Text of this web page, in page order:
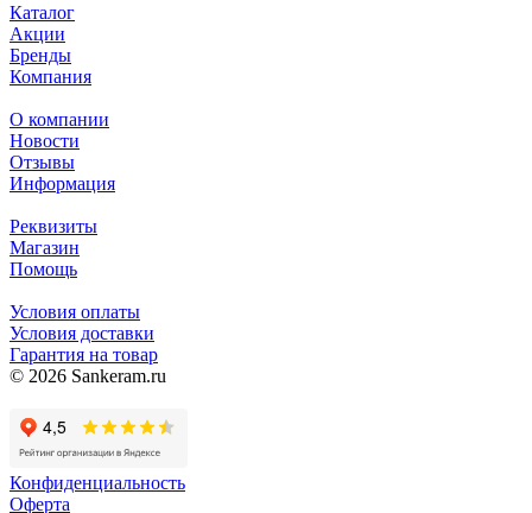
Каталог
Акции
Бренды
Компания
О компании
Новости
Отзывы
Информация
Реквизиты
Магазин
Помощь
Условия оплаты
Условия доставки
Гарантия на товар
© 2026 Sankeram.ru
Конфиденциальность
Оферта